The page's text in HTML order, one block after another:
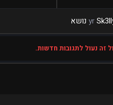
זה נעול לתגובות חדשות.